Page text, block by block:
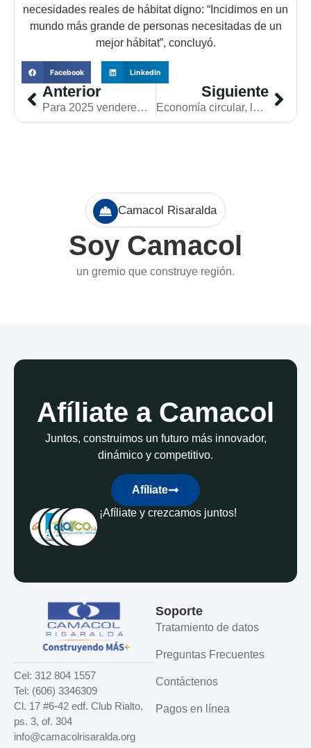
necesidades reales de hábitat digno: “Incidimos en un
mundo más grande de personas necesitadas de un
mejor hábitat”, concluyó.
Facebook LinkedIn
Anterior
Para 2025 venderemos 10.000 viviendas, 1.600 de ellas en Santander y sus alrededores
Siguiente
Economía circular, la ruta para transformar residuos en oportunidades
Camacol Risaralda
Soy Camacol
un gremio que construye región.
Afíliate a Camacol
Juntos, construimos un futuro más innovador,
dinámico y competitivo.
Afíliate
¡Afíliate y crezcamos juntos!
Cel: 312 804 1557
Tel: (606) 3346309
Cl. 17 #6-42 edf. Club Rialto,
ps. 3, of. 304
info@camacolrisaralda.org
Soporte
Tratamiento de datos
Preguntas Frecuentes
Contáctenos
Pagos en línea